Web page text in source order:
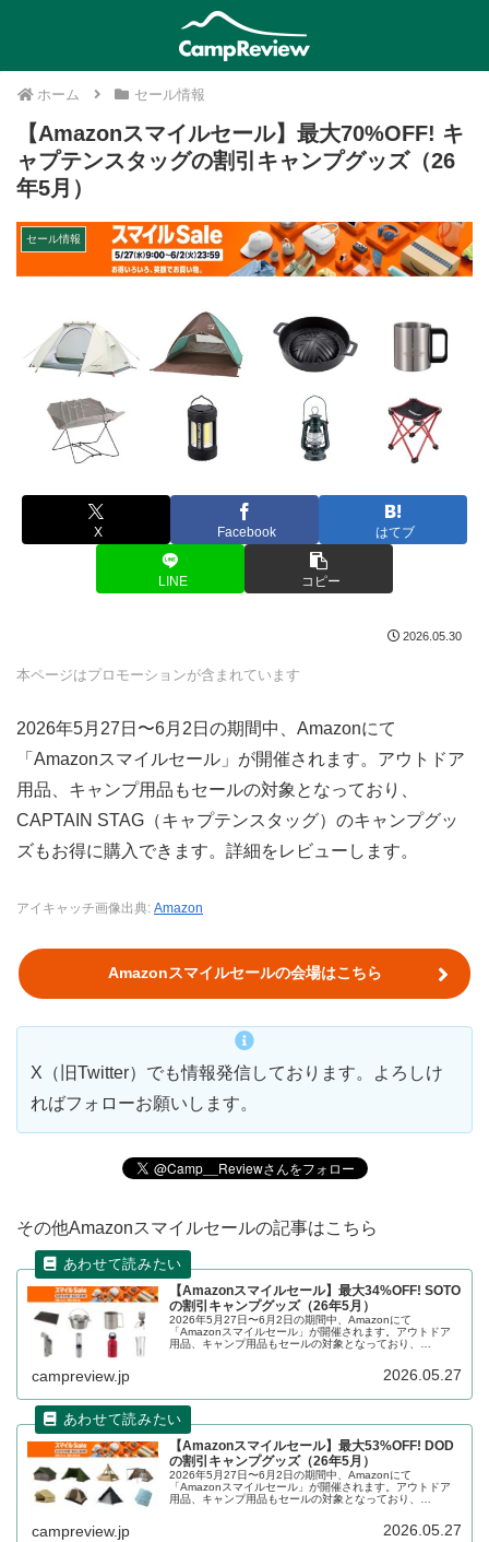
ホーム セール情報
【Amazonスマイルセール】最大70%OFF! キ
ャプテンスタッグの割引キャンプグッズ（26
年5月）
セール情報
X Facebook はてブ
LINE コピー
2026.05.30
本ページはプロモーションが含まれています
2026年5月27日〜6月2日の期間中、Amazonにて
「Amazonスマイルセール」が開催されます。アウトドア
用品、キャンプ用品もセールの対象となっており、
CAPTAIN STAG（キャプテンスタッグ）のキャンプグッ
ズもお得に購入できます。詳細をレビューします。
アイキャッチ画像出典: Amazon
Amazonスマイルセールの会場はこちら
X（旧Twitter）でも情報発信しております。よろしけ
ればフォローお願いします。
その他Amazonスマイルセールの記事はこちら
【Amazonスマイルセール】最大34%OFF! SOTO
の割引キャンプグッズ（26年5月）
2026年5月27日〜6月2日の期間中、Amazonにて
「Amazonスマイルセール」が開催されます。アウトドア
用品、キャンプ用品もセールの対象となっており、
campreview.jp 2026.05.27
【Amazonスマイルセール】最大53%OFF! DOD
の割引キャンプグッズ（26年5月）
2026年5月27日〜6月2日の期間中、Amazonにて
「Amazonスマイルセール」が開催されます。アウトドア
用品、キャンプ用品もセールの対象となっており、
campreview.jp 2026.05.27